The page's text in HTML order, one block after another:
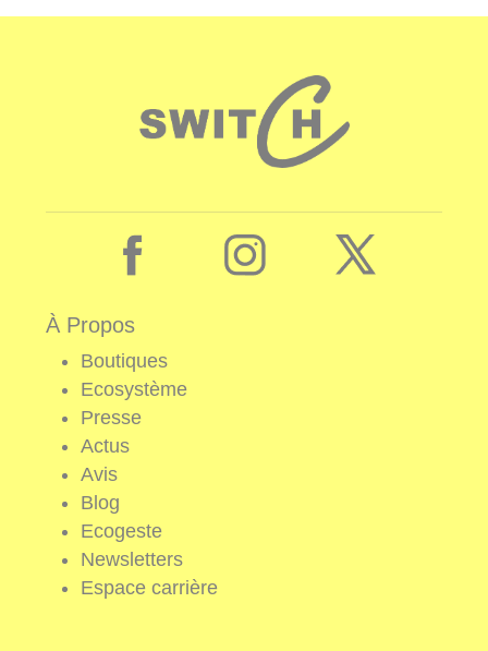
À Propos
Boutiques
Ecosystème
Presse
Actus
Avis
Blog
Ecogeste
Newsletters
Espace carrière